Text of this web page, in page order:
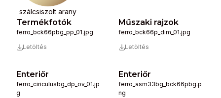
szálcsiszolt arany
Termékfotók
ferro_bck66pbg_pp_01.jpg
Letöltés
Műszaki rajzok
ferro_bck66p_dim_01.jpg
Letöltés
Enteriőr
ferro_ciriculusbg_dp_ov_01.jp
g
Enteriőr
ferro_asm33bg_bck66pbg.p
ng